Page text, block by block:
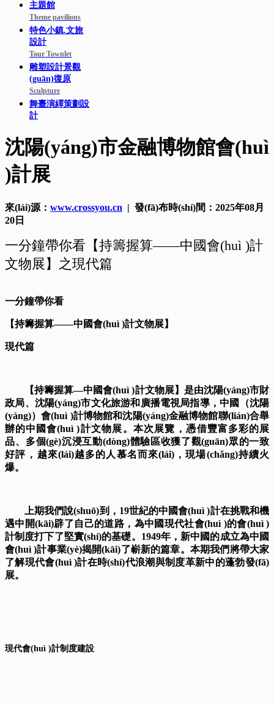
主題館
Theme pavilions
特色小鎮.文旅
設計
Tour Townlet
雕塑設計景觀
(guān)復原
Sculpture
舞臺演繹策劃設
計
沈陽(yáng)市金融博物館會(huì
)計展
來(lái)源： www.crossyou.cn | 發(fā)布時(shí)間：2025年08月
20日
一分鐘帶你看【持籌握算——中國會(huì )計
文物展】之現代篇
一分鐘帶你看
【持籌握算——中國會(huì )計文物展】
現代篇
【持籌握算—中國會(huì )計文物展】是由沈陽(yáng)市財
政局、沈陽(yáng)市文化旅游和廣播電視局指導，中國（沈陽
(yáng)）會(huì )計博物館和沈陽(yáng)金融博物館聯(lián)合舉
辦的中國會(huì )計文物展。本次展覽，憑借豐富多彩的展
品、多個(gè)沉浸互動(dòng)體驗區收獲了觀(guān)眾的一致
好評，越來(lái)越多的人慕名而來(lái)，現場(chǎng)持續火
爆。
上期我們說(shuō)到，19世紀的中國會(huì )計在挑戰和機
遇中開(kāi)辟了自己的道路，為中國現代社會(huì )的會(huì )
計制度打下了堅實(shí)的基礎。1949年，新中國的成立為中國
會(huì )計事業(yè)揭開(kāi)了嶄新的篇章。本期我們將帶大家
了解現代會(huì )計在時(shí)代浪潮與制度革新中的蓬勃發(fā)
展。
現代會(huì )計制度建設